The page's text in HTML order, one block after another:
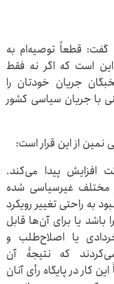
گفت: قطعاً توصیه‌ام به
است که اگر نه فقط
جریان خودتان را
با جریان سیاسی کشور
از این قرار است:
افزایش پیدا می‌کند.
مختلف غیرسیاسی شده
به راحتی تغییر رویکرد
را پذیرا باشد یا برای آن‌ها قابل
یا اصلاح‌طلب و
که نتیجۀ آن
کار در پایگاه رأی آنان